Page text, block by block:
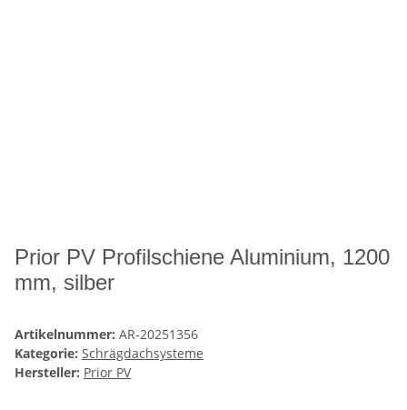
Prior PV Profilschiene Aluminium, 1200
mm, silber
Artikelnummer: AR-20251356
Kategorie: Schrägdachsysteme
Hersteller: Prior PV